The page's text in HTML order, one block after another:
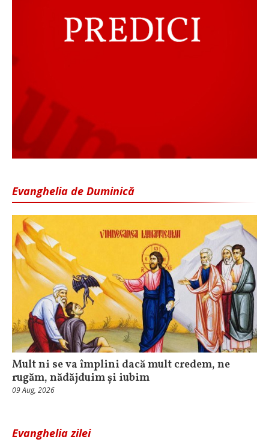
Evanghelia de Duminică
Mult ni se va împlini dacă mult credem, ne
rugăm, nădăjduim și iubim
09 Aug, 2026
Evanghelia zilei